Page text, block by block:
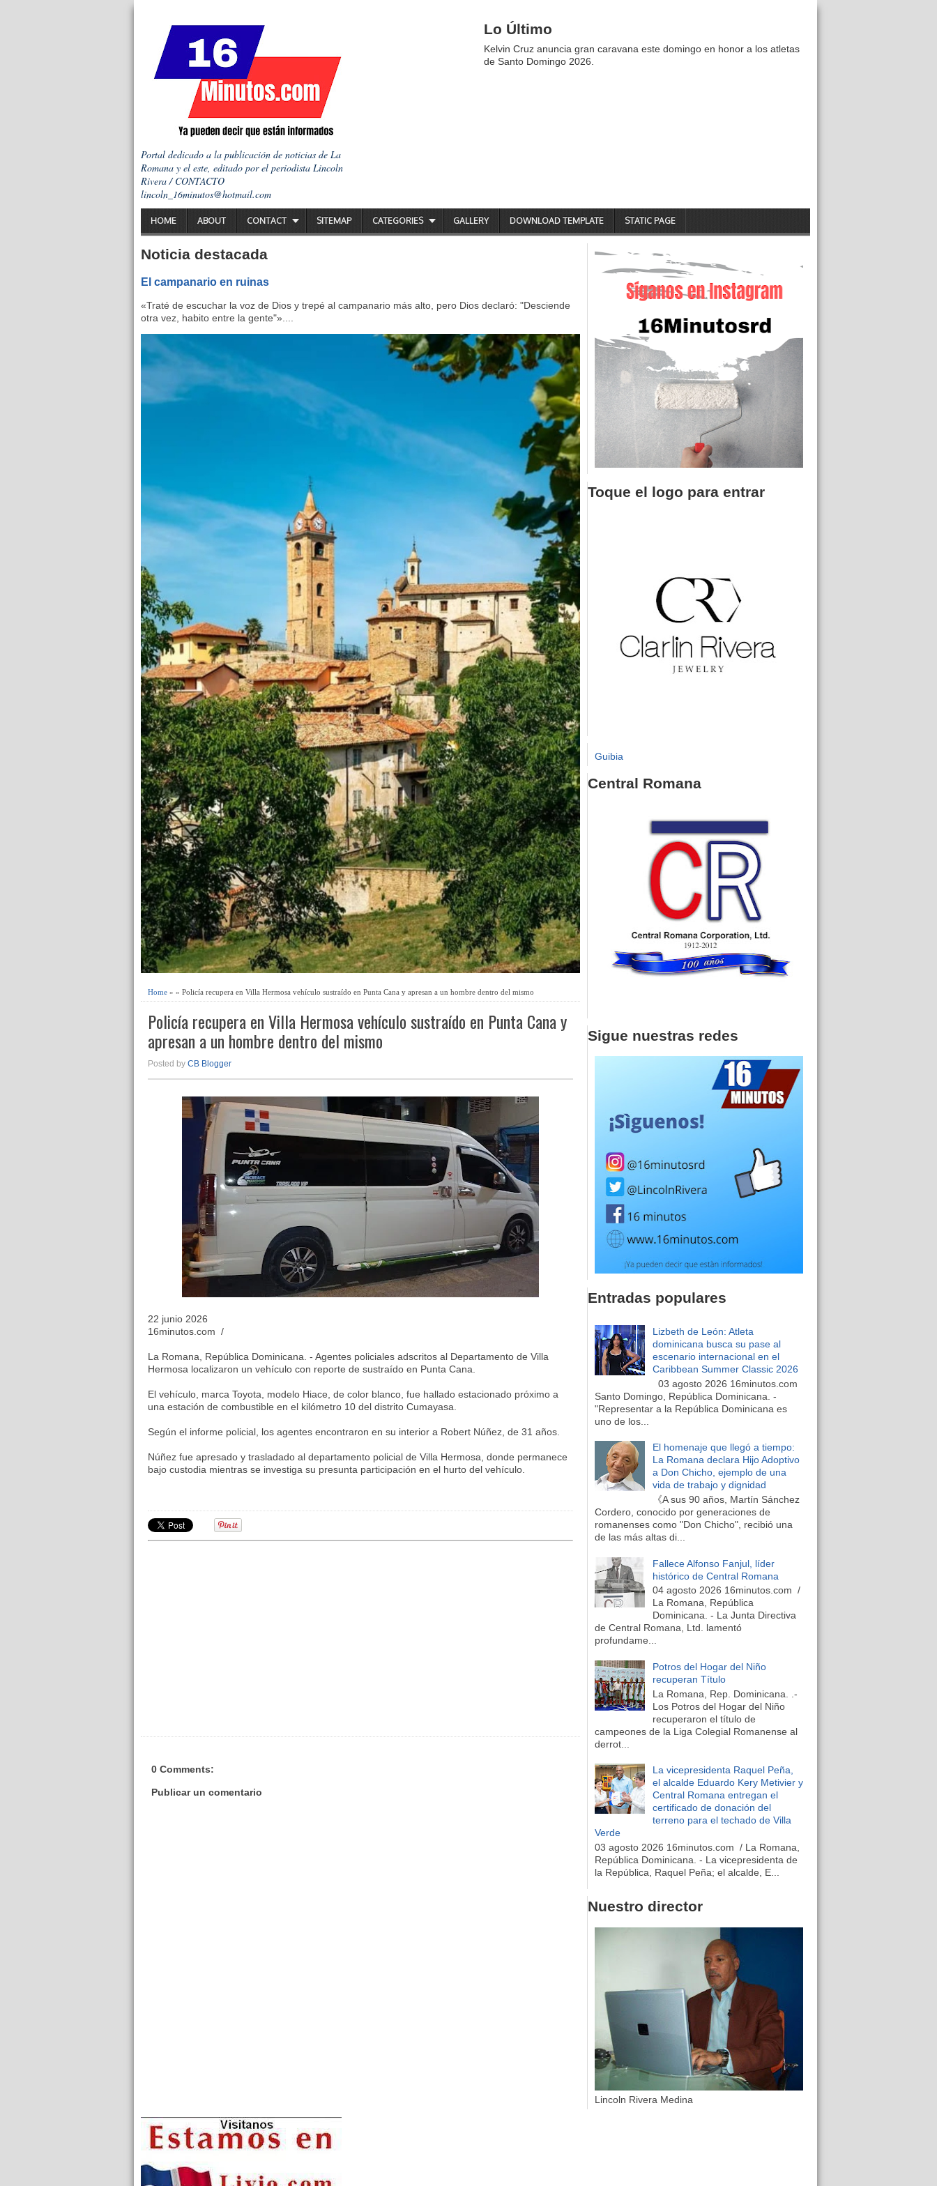
Portal dedicado a la publicación de noticias de La
Romana y el este, editado por el periodista Lincoln
Rivera / CONTACTO
lincoln_16minutos@hotmail.com
Lo Último
Kelvin Cruz anuncia gran caravana este domingo en honor a los atletas
de Santo Domingo 2026.
HOME ABOUT CONTACT SITEMAP CATEGORIES GALLERY DOWNLOAD TEMPLATE STATIC PAGE
Noticia destacada
El campanario en ruinas
«Traté de escuchar la voz de Dios y trepé al campanario más alto, pero Dios declaró: "Desciende
otra vez, habito entre la gente"»....
Home » » Policía recupera en Villa Hermosa vehículo sustraído en Punta Cana y apresan a un hombre dentro del mismo
Policía recupera en Villa Hermosa vehículo sustraído en Punta Cana y
apresan a un hombre dentro del mismo
Posted by CB Blogger
22 junio 2026
16minutos.com /
La Romana, República Dominicana. - Agentes policiales adscritos al Departamento de Villa
Hermosa localizaron un vehículo con reporte de sustraído en Punta Cana.
El vehículo, marca Toyota, modelo Hiace, de color blanco, fue hallado estacionado próximo a
una estación de combustible en el kilómetro 10 del distrito Cumayasa.
Según el informe policial, los agentes encontraron en su interior a Robert Núñez, de 31 años.
Núñez fue apresado y trasladado al departamento policial de Villa Hermosa, donde permanece
bajo custodia mientras se investiga su presunta participación en el hurto del vehículo.
0 Comments:
Publicar un comentario
Toque el logo para entrar
Guibia
Central Romana
Sigue nuestras redes
Entradas populares
Lizbeth de León: Atleta
dominicana busca su pase al
escenario internacional en el
Caribbean Summer Classic 2026
03 agosto 2026 16minutos.com
Santo Domingo, República Dominicana. -
"Representar a la República Dominicana es
uno de los...
El homenaje que llegó a tiempo:
La Romana declara Hijo Adoptivo
a Don Chicho, ejemplo de una
vida de trabajo y dignidad
《A sus 90 años, Martín Sánchez
Cordero, conocido por generaciones de
romanenses como "Don Chicho", recibió una
de las más altas di...
Fallece Alfonso Fanjul, líder
histórico de Central Romana
04 agosto 2026 16minutos.com /
La Romana, República
Dominicana. - La Junta Directiva
de Central Romana, Ltd. lamentó
profundame...
Potros del Hogar del Niño
recuperan Título
La Romana, Rep. Dominicana. .-
Los Potros del Hogar del Niño
recuperaron el título de
campeones de la Liga Colegial Romanense al
derrot...
La vicepresidenta Raquel Peña,
el alcalde Eduardo Kery Metivier y
Central Romana entregan el
certificado de donación del
terreno para el techado de Villa
Verde
03 agosto 2026 16minutos.com / La Romana,
República Dominicana. - La vicepresidenta de
la República, Raquel Peña; el alcalde, E...
Nuestro director
Lincoln Rivera Medina